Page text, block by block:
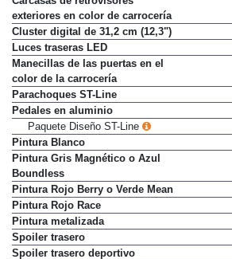
Carcasas de retrovisores
exteriores en color de carrocería
Cluster digital de 31,2 cm (12,3")
Luces traseras LED
Manecillas de las puertas en el
color de la carrocería
Parachoques ST-Line
Pedales en aluminio
Paquete Diseño ST-Line
Pintura Blanco
Pintura Gris Magnético o Azul
Boundless
Pintura Rojo Berry o Verde Mean
Pintura Rojo Race
Pintura metalizada
Spoiler trasero